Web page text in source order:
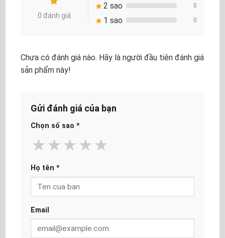
0 đánh giá
2 sao 0
1 sao 0
Chưa có đánh giá nào. Hãy là người đầu tiên đánh giá
sản phẩm này!
Gửi đánh giá của bạn
Chọn số sao *
★
★
★
★
★
Họ tên *
Email